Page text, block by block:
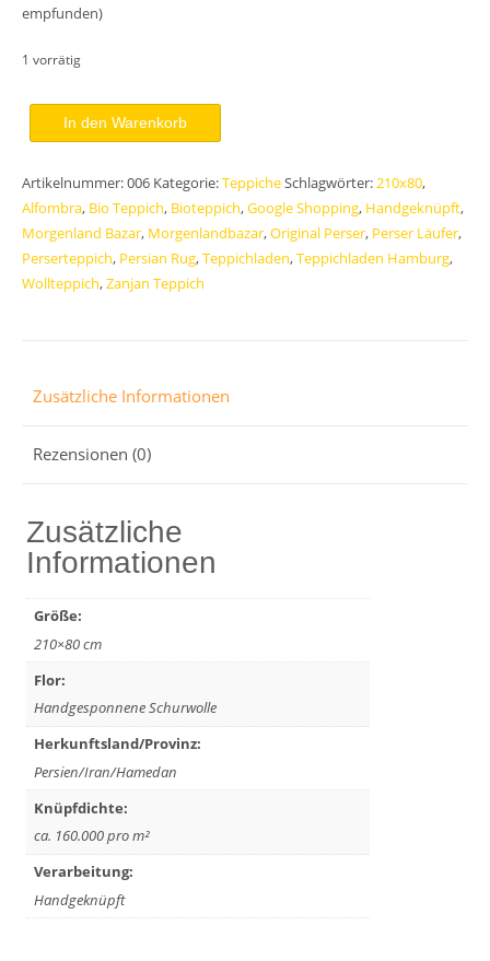
empfunden)
1 vorrätig
Original
Handgeknüpfter
Hamedan
Läufer
210x80
cm
Menge
In den Warenkorb
Artikelnummer:006 Kategorie:TeppicheSchlagwörter:210x80,
Alfombra, Bio Teppich, Bioteppich,Google Shopping, Handgeknüpft,
Morgenland Bazar, Morgenlandbazar,Original Perser, Perser Läufer,
Perserteppich, Persian Rug,Teppichladen,Teppichladen Hamburg,
Wollteppich,Zanjan Teppich
Zusätzliche Informationen
Rezensionen (0)
Zusätzliche
Informationen
Größe:
210×80 cm
Flor:
Handgesponnene Schurwolle
Herkunftsland/Provinz:
Persien/Iran/Hamedan
Knüpfdichte:
ca. 160.000 pro m²
Verarbeitung:
Handgeknüpft